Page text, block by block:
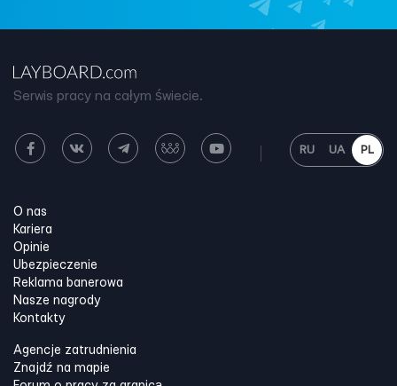
Serwis pracy na całym świecie.
RU UA PL
O nas
Kariera
Opinie
Ubezpieczenie
Reklama banerowa
Nasze nagrody
Kontakty
Agencje zatrudnienia
Znajdź na mapie